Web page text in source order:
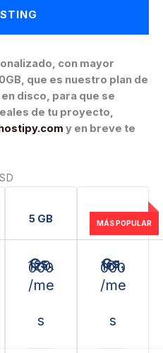
con mayor
que es nuestro plan de
disco, para que se
de tu proyecto,
y en breve te
5 GB
Gs.
120.
000
/me
s
7 GB
Gs.
161.
000
/me
s